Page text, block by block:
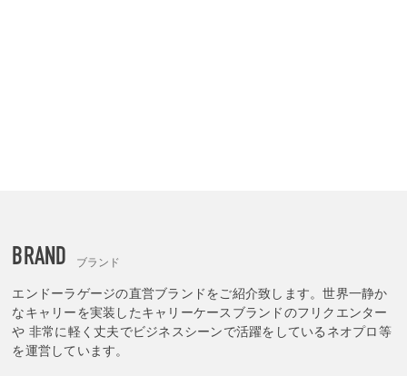
BRAND ブランド
エンドーラゲージの直営ブランドをご紹介致します。世界一静か
なキャリーを実装したキャリーケースブランドのフリクエンター
や 非常に軽く丈夫でビジネスシーンで活躍をしているネオプロ等
を運営しています。